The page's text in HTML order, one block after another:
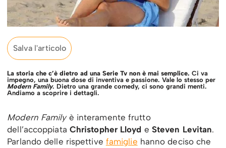
Salva l'articolo
La storia che c’è dietro ad una Serie Tv non è mai semplice. Ci va
impegno, una buona dose di inventiva e passione. Vale lo stesso per
Modern Family. Dietro una grande comedy, ci sono grandi menti.
Andiamo a scoprire i dettagli.
Modern Familyè interamente frutto
dell’accoppiata Christopher Lloyd e Steven Levitan.
Parlando delle rispettive famiglie hanno deciso che